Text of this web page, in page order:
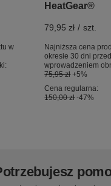
w
HeatGear®
79,95 zł / szt.
Najniższa cena
okresie 30 dni przed
wprowadzeniem
75,95 zł +5%
Cena regularna:
150,00 zł -47%